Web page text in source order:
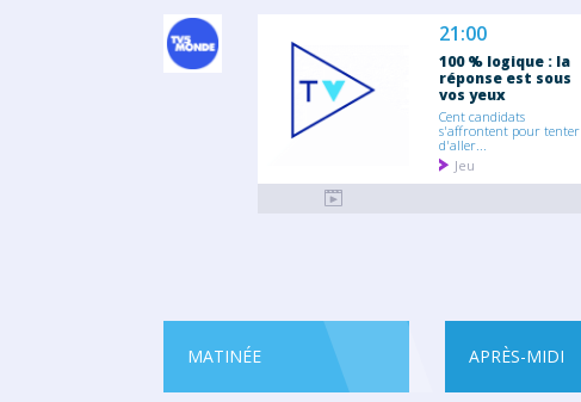
21:00
100 % logique : la
réponse est sous
vos yeux
Cent candidats
s'affrontent pour tenter
d'aller...
Jeu
MATINÉE APRÈS-MIDI